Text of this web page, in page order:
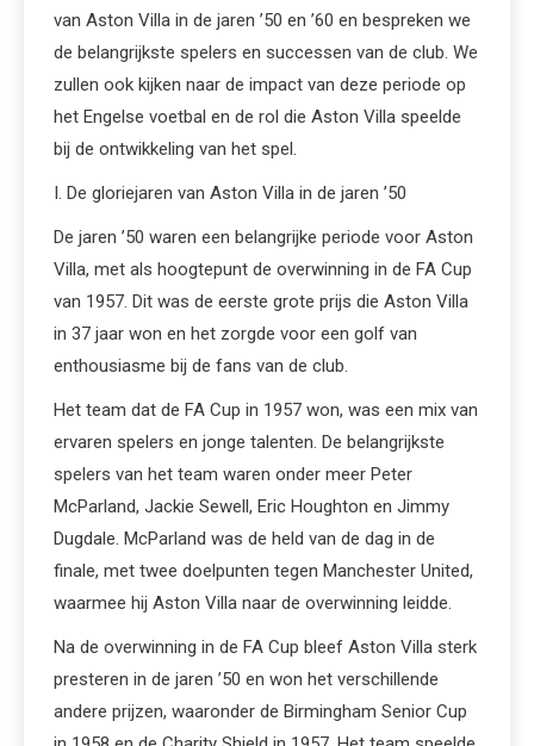
van Aston Villa in de jaren ’50 en ’60 en bespreken we
de belangrijkste spelers en successen van de club. We
zullen ook kijken naar de impact van deze periode op
het Engelse voetbal en de rol die Aston Villa speelde
bij de ontwikkeling van het spel.
I. De gloriejaren van Aston Villa in de jaren ’50
De jaren ’50 waren een belangrijke periode voor Aston
Villa, met als hoogtepunt de overwinning in de FA Cup
van 1957. Dit was de eerste grote prijs die Aston Villa
in 37 jaar won en het zorgde voor een golf van
enthousiasme bij de fans van de club.
Het team dat de FA Cup in 1957 won, was een mix van
ervaren spelers en jonge talenten. De belangrijkste
spelers van het team waren onder meer Peter
McParland, Jackie Sewell, Eric Houghton en Jimmy
Dugdale. McParland was de held van de dag in de
finale, met twee doelpunten tegen Manchester United,
waarmee hij Aston Villa naar de overwinning leidde.
Na de overwinning in de FA Cup bleef Aston Villa sterk
presteren in de jaren ’50 en won het verschillende
andere prijzen, waaronder de Birmingham Senior Cup